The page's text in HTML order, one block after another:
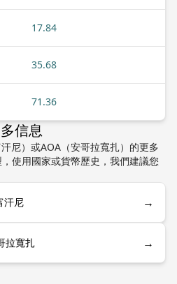
17.84
35.68
71.36
信息
尼）或AOA（安哥拉寬扎）的更多
使用國家或貨幣歷史，我們建議您
汗尼 →
拉寬扎 →